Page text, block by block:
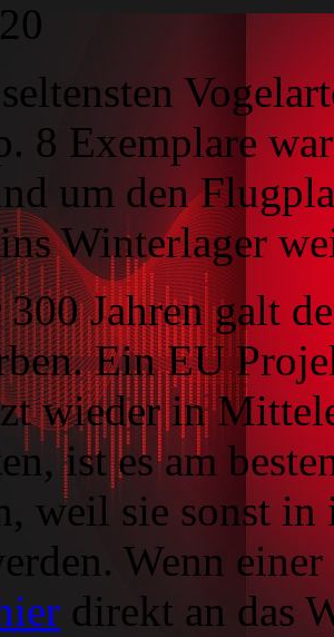
8 Exemplare
um den
Winterlager
300 Jahren galt
Ein EU
wieder in
ist es am
weil sie sonst
Wenn
direkt an das